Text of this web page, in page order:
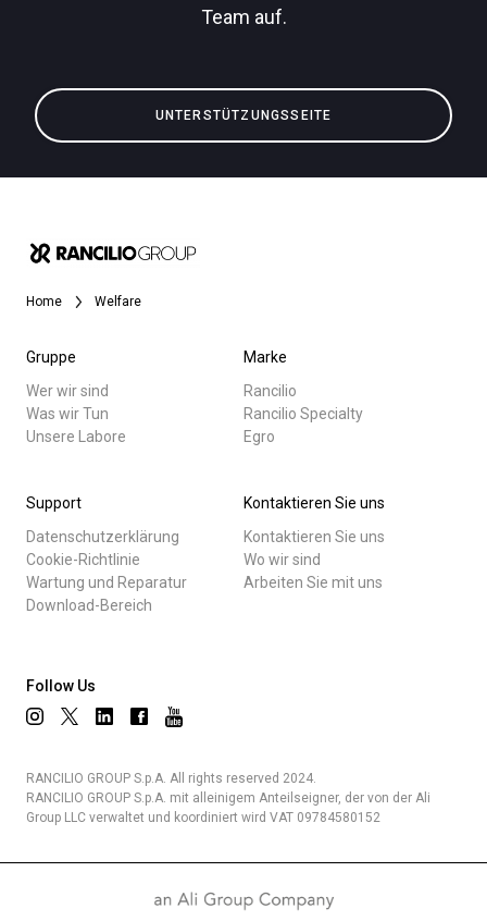
Team auf.
UNTERSTÜTZUNGSSEITE
Home Welfare
Gruppe
Wer wir sind
Was wir Tun
Unsere Labore
Marke
Rancilio
Rancilio Specialty
Egro
Support
Datenschutzerklärung
Cookie-Richtlinie
Wartung und Reparatur
Download-Bereich
Kontaktieren Sie uns
Kontaktieren Sie uns
Wo wir sind
Arbeiten Sie mit uns
Follow Us
RANCILIO GROUP S.p.A. All rights reserved 2024.
RANCILIO GROUP S.p.A. mit alleinigem Anteilseigner, der von der Ali
Group LLC verwaltet und koordiniert wird VAT 09784580152
Produkte
Nachrichten
Herunterladen